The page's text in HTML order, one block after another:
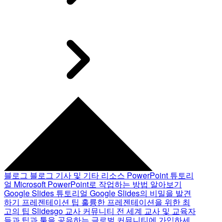
블로그 블로그 기사 및 기타 리소스 PowerPoint 튜토리
얼 Microsoft PowerPoint로 작업하는 방법 알아보기
Google Slides 튜토리얼 Google Slides의 비밀을 발견
하기 프레젠테이션 팁 훌륭한 프레젠테이션을 위한 최
고의 팁 Slidesgo 교사 커뮤니티 전 세계 교사 및 교육자